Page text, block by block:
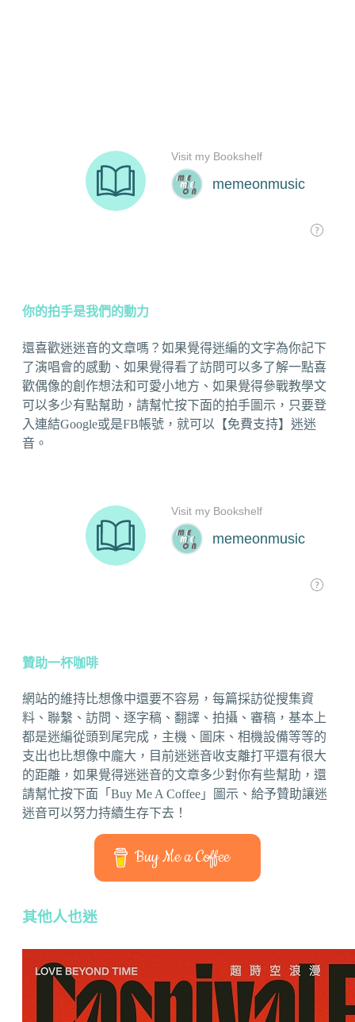
你的拍手是我們的動力
還喜歡迷迷音的文章嗎？如果覺得迷編的文字為你記下
了演唱會的感動、如果覺得看了訪問可以多了解一點喜
歡偶像的創作想法和可愛小地方、如果覺得參戰教學文
可以多少有點幫助，請幫忙按下面的拍手圖示，只要登
入連結Google或是FB帳號，就可以【免費支持】迷迷
音。
贊助一杯咖啡
網站的維持比想像中還要不容易，每篇採訪從搜集資
料、聯繫、訪問、逐字稿、翻譯、拍攝、審稿，基本上
都是迷編從頭到尾完成，主機、圖床、相機設備等等的
支出也比想像中龐大，目前迷迷音收支離打平還有很大
的距離，如果覺得迷迷音的文章多少對你有些幫助，還
請幫忙按下面「Buy Me A Coffee」圖示、給予贊助讓迷
迷音可以努力持續生存下去！
Buy Me a Coffee
其他人也迷